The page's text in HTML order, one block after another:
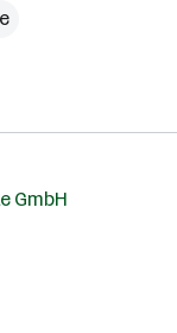
GmbH